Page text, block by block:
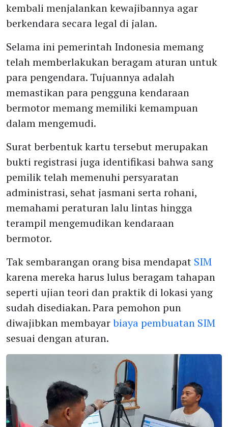
kembali menjalankan kewajibannya agar
berkendara secara legal di jalan.
Selama ini pemerintah Indonesia memang
telah memberlakukan beragam aturan untuk
para pengendara. Tujuannya adalah
memastikan para pengguna kendaraan
bermotor memang memiliki kemampuan
dalam mengemudi.
Surat berbentuk kartu tersebut merupakan
bukti registrasi juga identifikasi bahwa sang
pemilik telah memenuhi persyaratan
administrasi, sehat jasmani serta rohani,
memahami peraturan lalu lintas hingga
terampil mengemudikan kendaraan
bermotor.
Tak sembarangan orang bisa mendapat SIM
karena mereka harus lulus beragam tahapan
seperti ujian teori dan praktik di lokasi yang
sudah disediakan. Para pemohon pun
diwajibkan membayarbiaya pembuatan SIM
sesuai dengan aturan.